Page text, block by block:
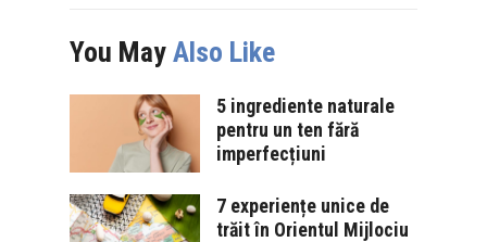
You May Also Like
5 ingrediente naturale
pentru un ten fără
imperfecțiuni
7 experiențe unice de
trăit în Orientul Mijlociu